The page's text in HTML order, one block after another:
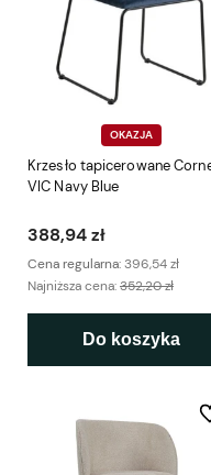
OKAZJA
Krzesło tapicerowane
VIC Navy Blue
388,94 zł
Cena regularna:396,54 zł
Najniższa cena:352,20 zł
Do koszyka